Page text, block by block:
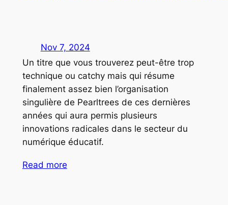
Nov 7, 2024
Un titre que vous trouverez peut-être trop
technique ou catchy mais qui résume
finalement assez bien l’organisation
singulière de Pearltrees de ces dernières
années qui aura permis plusieurs
innovations radicales dans le secteur du
numérique éducatif.
Read more